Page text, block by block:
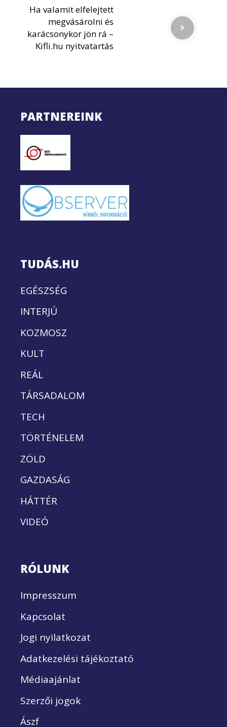
Ha valamit elfelejtett
megvásárolni és
karácsonykor jön rá –
Kifli.hu nyitvatartás
PARTNEREINK
TUDÁS.HU
EGÉSZSÉG
INTERJÚ
KOZMOSZ
KULT
REÁL
TÁRSADALOM
TECH
TÖRTÉNELEM
ZÖLD
GAZDASÁG
HÁTTÉR
VIDEÓ
RÓLUNK
Impresszum
Kapcsolat
Jogi nyilatkozat
Adatkezelési tájékoztató
Médiaajánlat
Szerzői jogok
Ászf